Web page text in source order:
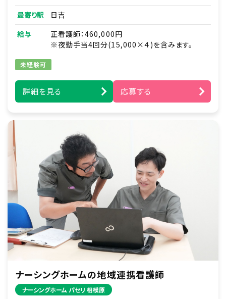
拶まわり
■患者さんやご家族からの医療・介護に関する相
談/新規契約対応
■入居相談の問い合わせ対応・現地調査
■健康管理全般・薬の管理
■主治医の指示に基づく在宅医療処置
■緊急時の対応（主治医・ご家族・ホーム長への
報告連絡、救急対応）
■各種カンファレンスへの参加 など
最寄り駅
日吉
給与
正看護師：460,000円
※夜勤手当4回分(15,000×４)を含みます。
未経験可
詳細を見る 応募する
ナーシングホームの地域連携看護師
ナーシングホーム パセリ 相模原